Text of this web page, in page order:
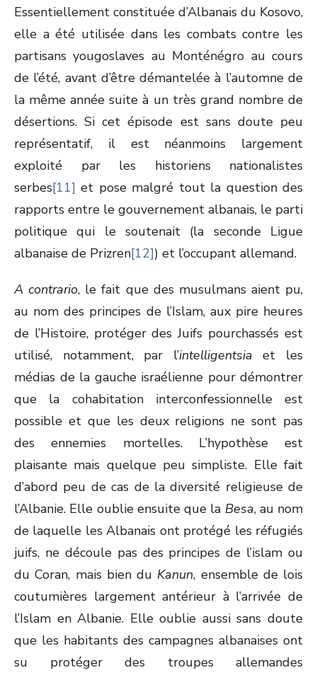
Essentiellement constituée d’Albanais du Kosovo,
elle a été utilisée dans les combats contre les
partisans yougoslaves au Monténégro au cours
de l’été, avant d’être démantelée à l’automne de
la même année suite à un très grand nombre de
désertions. Si cet épisode est sans doute peu
représentatif, il est néanmoins largement
exploité par les historiens nationalistes
serbes[11] et pose malgré tout la question des
rapports entre le gouvernement albanais, le parti
politique qui le soutenait (la seconde Ligue
albanaise de Prizren[12]) et l’occupant allemand.
A contrario, le fait que des musulmans aient pu,
au nom des principes de l’Islam, aux pire heures
de l’Histoire, protéger des Juifs pourchassés est
utilisé, notamment, par l’intelligentsia et les
médias de la gauche israélienne pour démontrer
que la cohabitation interconfessionnelle est
possible et que les deux religions ne sont pas
des ennemies mortelles. L’hypothèse est
plaisante mais quelque peu simpliste. Elle fait
d’abord peu de cas de la diversité religieuse de
l’Albanie. Elle oublie ensuite que la Besa, au nom
de laquelle les Albanais ont protégé les réfugiés
juifs, ne découle pas des principes de l’islam ou
du Coran, mais bien du Kanun, ensemble de lois
coutumières largement antérieur à l’arrivée de
l’Islam en Albanie. Elle oublie aussi sans doute
que les habitants des campagnes albanaises ont
su protéger des troupes allemandes